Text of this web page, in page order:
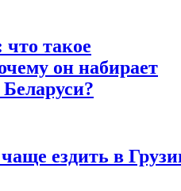
такое
он набирает
ездить в